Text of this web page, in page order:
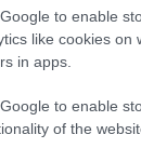
to enable
like cookies on
in apps.
to enable
of the
ΣΤΟ